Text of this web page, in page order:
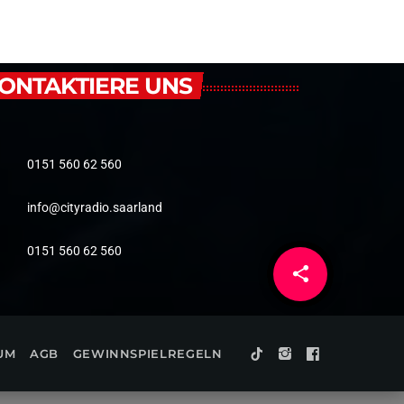
share
email
UNS
0151 560 62 560
info@cityradio.saarland
0151 560 62 560
AGB GEWINNSPIELREGELN